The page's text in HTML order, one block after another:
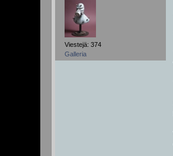
Viestejä: 374
Galleria